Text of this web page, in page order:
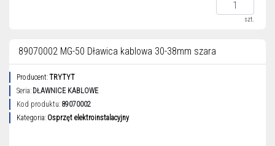
szt.
89070002 MG-50 Dławica kablowa 30-38mm szara
Producent:TRYTYT
Seria: DŁAWNICE KABLOWE
Kod produktu: 89070002
Kategoria: Osprzęt elektroinstalacyjny